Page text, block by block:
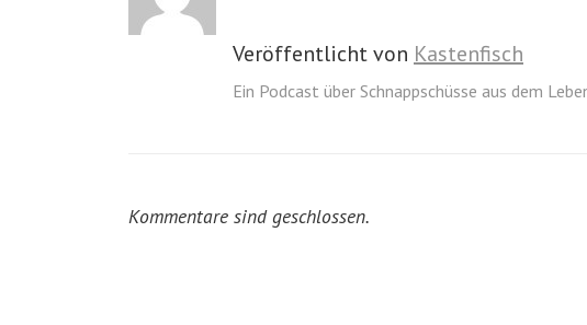
Veröffentlicht von Kastenfisch
Ein Podcast über Schnappschüsse aus dem
Kommentare sind geschlossen.